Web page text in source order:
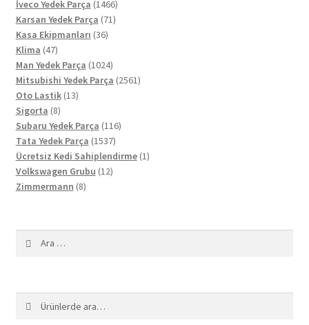
ürün
İveco Yedek Parça 14661466
ürün
Karsan Yedek Parça 7171
Kasa Ekipmanları 3636
Klima 4747
ürün
Man Yedek Parça 10241024
ürün
Mitsubishi Yedek Parça 25612561
Oto Lastik 1313
Sigorta 88
ürün
Subaru Yedek Parça 116116
Tata Yedek Parça 15371537
ürün
Ücretsiz Kedi Sahiplendirme 11
Volkswagen Grubu 1212
Zimmermann 88